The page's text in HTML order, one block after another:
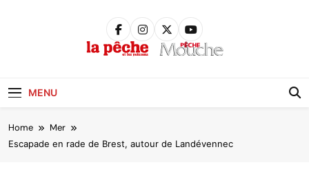
MENU
Home Mer
Escapade en rade de Brest, autour de Landévennec